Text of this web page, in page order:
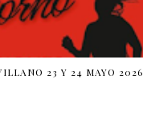
23 Y 24 MAYO 2026